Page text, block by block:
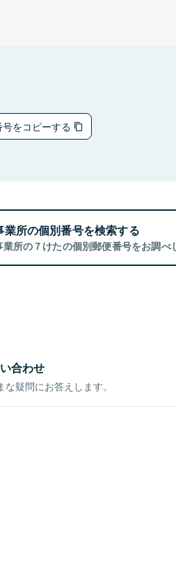
をコピーする
業所の個別番号を検索する
業所の７けたの個別郵便番号をお調べ
合わせ
疑問にお答えします。